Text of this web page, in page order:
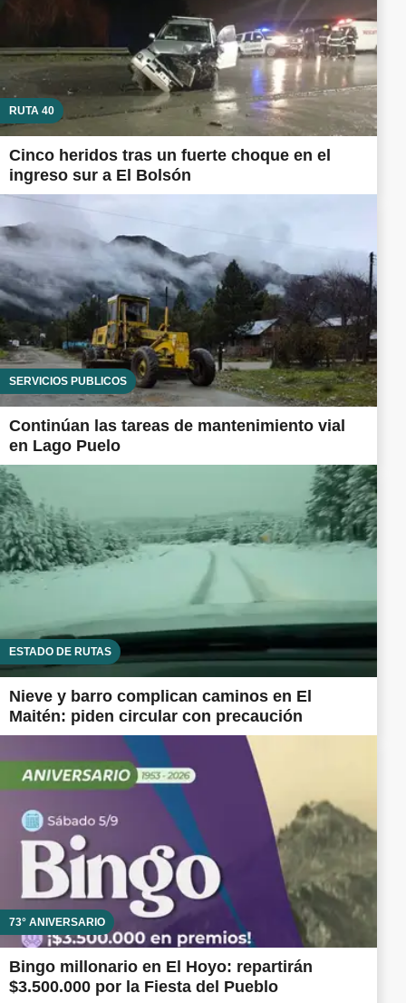
RUTA 40
Cinco heridos tras un fuerte choque en el
ingreso sur a El Bolsón
SERVICIOS PÚBLICOS
Continúan las tareas de mantenimiento vial
en Lago Puelo
ESTADO DE RUTAS
Nieve y barro complican caminos en El
Maitén: piden circular con precaución
73° ANIVERSARIO
Bingo millonario en El Hoyo: repartirán
$3.500.000 por la Fiesta del Pueblo